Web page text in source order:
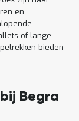
en
of lange
bieden
Begra